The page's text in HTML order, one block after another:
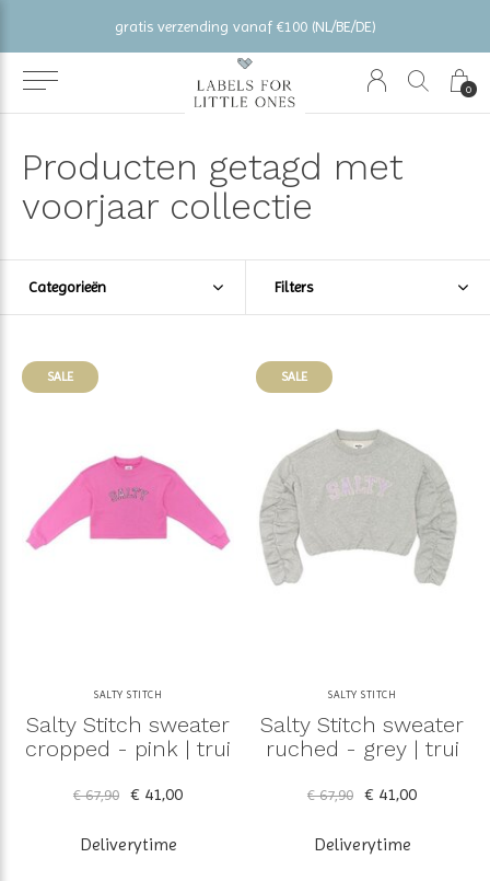
0
gratis verzending vanaf €100 (NL/BE/DE)
Producten getagd met
voorjaar collectie
Categorieën Filters
SALE
SALTY STITCH
Salty Stitch sweater
cropped - pink | trui
€ 67,90 € 41,00
Deliverytime
SALE
SALTY STITCH
Salty Stitch sweater
ruched - grey | trui
€ 67,90 € 41,00
Deliverytime